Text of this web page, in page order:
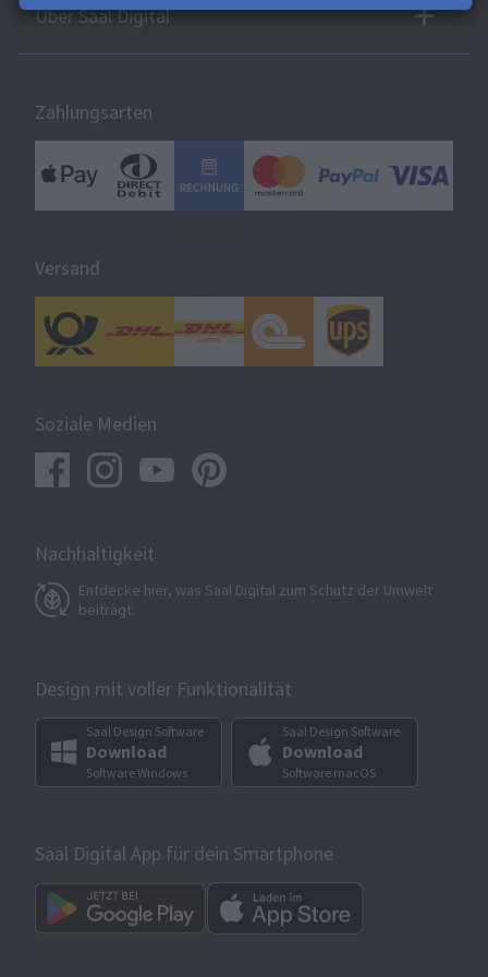
Über Saal Digital
Zahlungsarten
Versand
Soziale Medien
Nachhaltigkeit
Entdecke hier, was Saal Digital zum Schutz der Umwelt
beiträgt.
Design mit voller Funktionalität
Saal Design Software
Download
Software Windows
Saal Design Software
Download
Software macOS
Saal Digital App für dein Smartphone